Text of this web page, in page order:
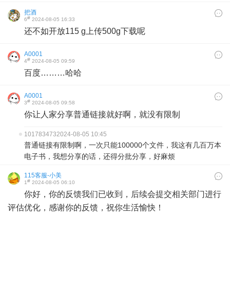
把酒
6# 2024-08-05 16:33
还不如开放115 g上传500g下载呢
A0001
4# 2024-08-05 09:59
百度………哈哈
A0001
3# 2024-08-05 09:58
你让人家分享普通链接就好啊，就没有限制
1017834732024-08-05 10:45
普通链接有限制啊，一次只能100000个文件，我这有几百万本
电子书，我想分享的话，还得分批分享，好麻烦
115客服-小美
1# 2024-08-05 06:10
你好，你的反馈我们已收到，后续会提交相关部门进行
评估优化，感谢你的反馈，祝你生活愉快！